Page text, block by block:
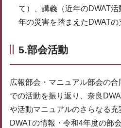
て）、講義（近年のDWAT
年の災害を踏まえたDWATの
5.部会活動
広報部会・マニュアル部会の
での活動を振り返り、奈良
や活動マニュアルのさらなる
DWATの情報・令和4年度の部